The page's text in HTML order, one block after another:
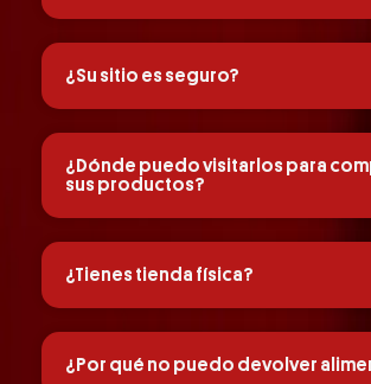
¿Su sitio es seguro?
¿Dónde puedo visitarlos para
sus productos?
¿Tienes tienda física?
¿Por qué no puedo devolver